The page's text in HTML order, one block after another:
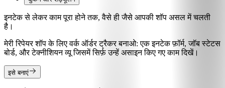
इनटेक से लेकर काम पूरा होने तक, वैसे ही जैसे आपकी शॉप असल में चलती
है।
मेरी रिपेयर शॉप के लिए वर्क ऑर्डर ट्रैकर बनाओ: एक इनटेक फ़ॉर्म, जॉब स्टेटस
बोर्ड, और टेक्नीशियन व्यू जिसमें सिर्फ़ उन्हें असाइन किए गए काम दिखें।
इसे बनाएं